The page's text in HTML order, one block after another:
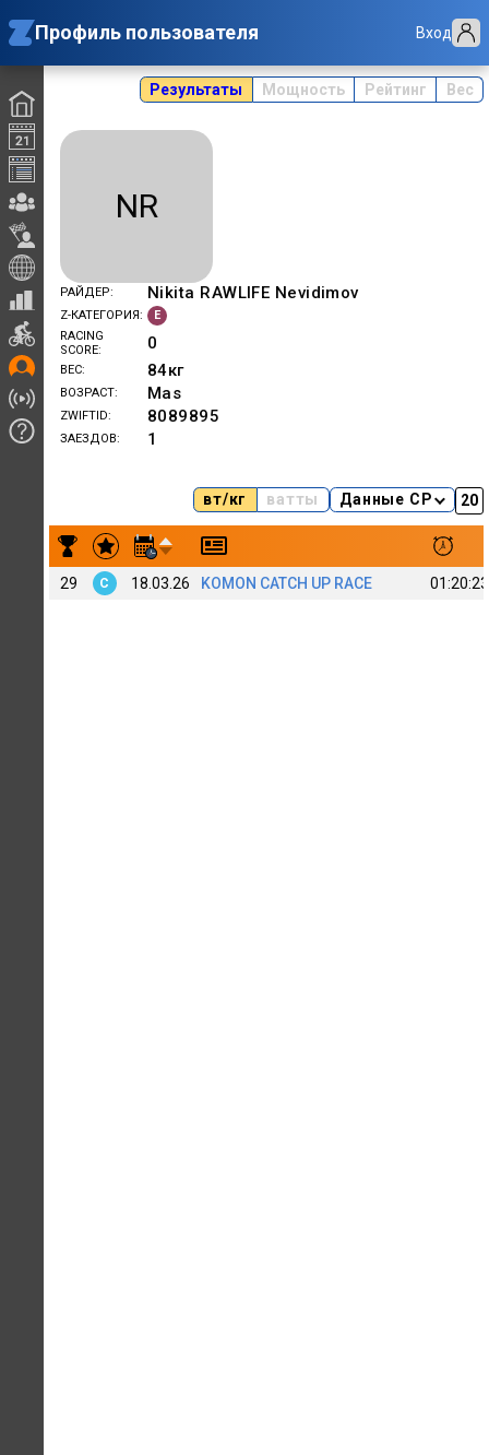
Профиль пользователя Вход
Результаты Мощность Рейтинг Вес
NR
РАЙДЕР Nikita RAWLIFE Nevidimov
Z-КАТЕГОРИЯ
E
RACING
SCORE
0
ВЕС 84кг
ВОЗРАСТ Mas
ZWIFTID 8089895
ЗАЕЗДОВ 1
вт/кг ватты Данные CP
Результаты заездов Nikita RAWLIFE Nevidimov
29 C 18.03.26 KOMON CATCH UP RACE 01:20:23